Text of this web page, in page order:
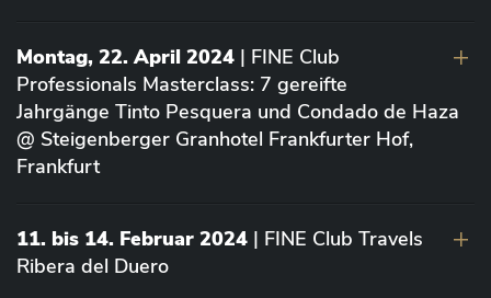
Montag, 22. April 2024 | FINE Club
Professionals Masterclass: 7 gereifte
Jahrgänge Tinto Pesquera und Condado de Haza
@ Steigenberger Granhotel Frankfurter Hof,
Frankfurt
11. bis 14. Februar 2024 | FINE Club Travels
Ribera del Duero